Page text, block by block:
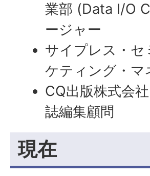
業部 (Data I/O
ージャー
サイプレス・
ケティング・マ
CQ出版株式会
誌編集顧問
現在